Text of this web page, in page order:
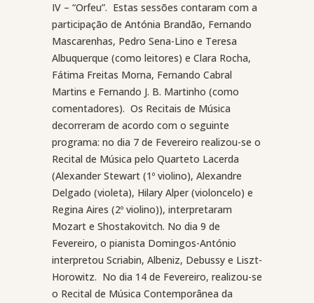
IV – “Orfeu”. Estas sessões contaram com a
participação de Antónia Brandão, Fernando
Mascarenhas, Pedro Sena-Lino e Teresa
Albuquerque (como leitores) e Clara Rocha,
Fátima Freitas Morna, Fernando Cabral
Martins e Fernando J. B. Martinho (como
comentadores). Os Recitais de Música
decorreram de acordo com o seguinte
programa: no dia 7 de Fevereiro realizou-se o
Recital de Música pelo Quarteto Lacerda
(Alexander Stewart (1º violino), Alexandre
Delgado (violeta), Hilary Alper (violoncelo) e
Regina Aires (2º violino)), interpretaram
Mozart e Shostakovitch. No dia 9 de
Fevereiro, o pianista Domingos-António
interpretou Scriabin, Albeniz, Debussy e Liszt-
Horowitz. No dia 14 de Fevereiro, realizou-se
o Recital de Música Contemporânea da